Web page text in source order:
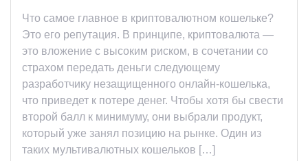
Что самое главное в криптовалютном кошельке?
Это его репутация. В принципе, криптовалюта —
это вложение с высоким риском, в сочетании со
страхом передать деньги следующему
разработчику незащищенного онлайн-кошелька,
что приведет к потере денег. Чтобы хотя бы свести
второй балл к минимуму, они выбрали продукт,
который уже занял позицию на рынке. Один из
таких мультивалютных кошельков […]